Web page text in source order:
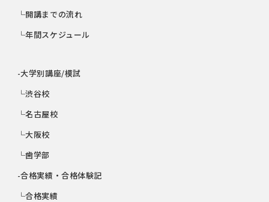
└開講までの流れ
└年間スケジュール
-大学別講座/模試
└渋谷校
└名古屋校
└大阪校
└歯学部
-合格実績・合格体験記
└合格実績